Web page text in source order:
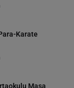
Karate
Masa